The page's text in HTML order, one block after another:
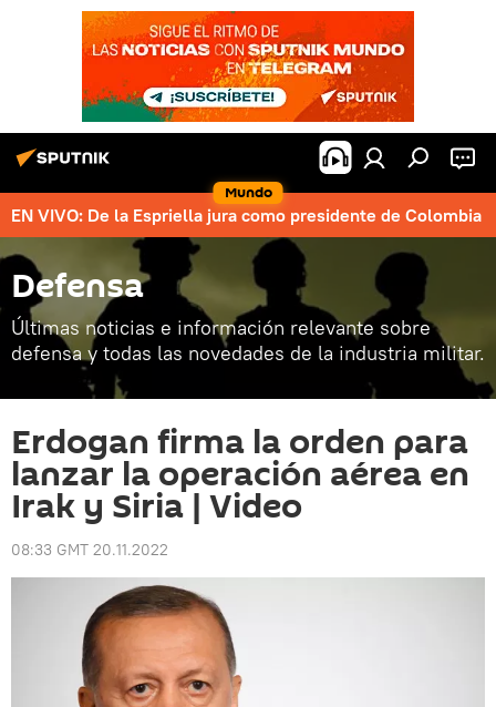
Mundo
EN VIVO: De la Espriella jura como presidente de Colombia
Defensa
Últimas noticias e información relevante sobre
defensa y todas las novedades de la industria militar.
Erdogan firma la orden para
lanzar la operación aérea en
Irak y Siria | Video
08:33 GMT 20.11.2022